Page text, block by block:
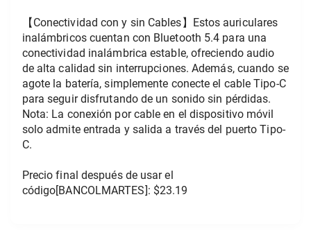
【Conectividad con y sin Cables】Estos auriculares
inalámbricos cuentan con Bluetooth 5.4 para una
conectividad inalámbrica estable, ofreciendo audio
de alta calidad sin interrupciones. Además, cuando se
agote la batería, simplemente conecte el cable Tipo-C
para seguir disfrutando de un sonido sin pérdidas.
Nota: La conexión por cable en el dispositivo móvil
solo admite entrada y salida a través del puerto Tipo-
C.
Precio final después de usar el
código[BANCOLMARTES]: $23.19